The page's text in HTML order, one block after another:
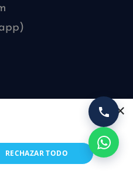
×
RECHAZAR TODO